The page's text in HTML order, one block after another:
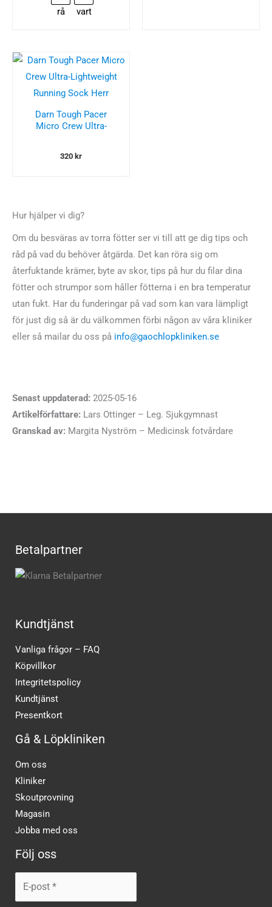
Darn Tough Pacer
Micro Crew Ultra-
320 kr
Hur hjälper vi dig?
Om du besväras av torra fötter ser vi till att ge dig tips och
råd på vad du behöver åtgärda. Det kan röra sig om
återfuktande krämer, byte av skor, tips på hur du filar dina
fötter och strumpor som håller fötterna i en bra temperatur
utan fukt. Har du funderingar på vad som kan vara lämpligt
för just dig så är du välkommen förbi någon av våra kliniker
eller så mailar du oss på info@gaochlopkliniken.se
Senast uppdaterad: 2025-05-16
Artikelförfattare: Lars Ottinger – Leg. Sjukgymnast
Granskad av: Margita Nyström – Medicinsk fotvårdare
Betalpartner
Kundtjänst
Vanliga frågor – FAQ
Köpvillkor
Integritetspolicy
Kundtjänst
Presentkort
Gå & Löpkliniken
Om oss
Kliniker
Skoutprovning
Magasin
Jobba med oss
Följ oss